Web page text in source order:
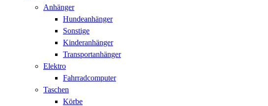
Anhänger
Hundeanhänger
Sonstige
Kinderanhänger
Transportanhänger
Elektro
Fahrradcomputer
Taschen
Körbe